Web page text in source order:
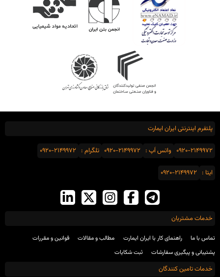
پلتفرم اینترنتی ایران ایمارت
0920-2149972 واتس اَپ : 0920-2149972 تلگرام : 0920-2149972
ایتا : 0920-2149972
خدمات مشتریان
تماس با ما راهنمای کار با ایران ایمارت مطالب و مقالات
قوانین و مقررات
پشتیبانی و پیگیری سفارشات
ثبت شکایات
خدمات تامین کنندگان